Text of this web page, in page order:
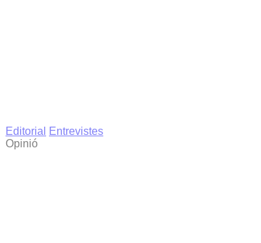
Editorial
Entrevistes
Opinió